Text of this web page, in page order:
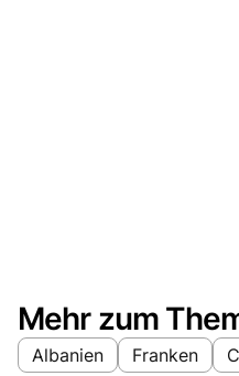
Mehr zum
Albanien Franken